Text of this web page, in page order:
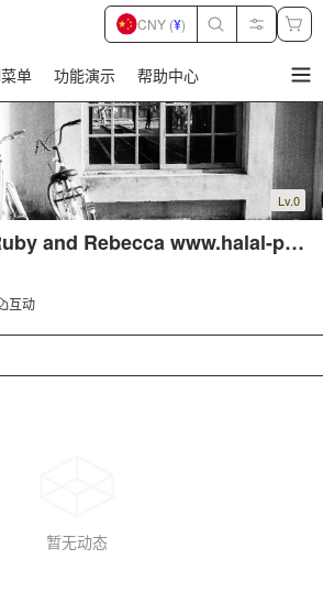
单 功能演示 帮助中心
CNY (¥)
Lv.0
and Rebecca www.halal-poi
互动
暂无动态